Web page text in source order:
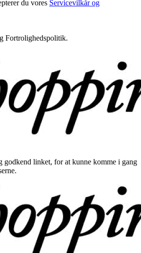
du vores Servicevilkår og
Fortrolighedspolitik.
godkend linket, for at kunne komme i gang